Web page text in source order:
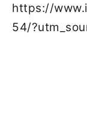
https://
54/